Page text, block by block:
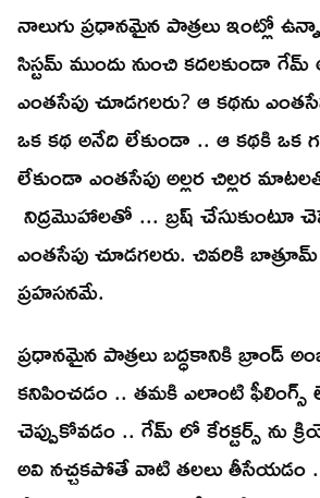
నాలుగు ప్రధానమైన పాత్రలు ఇంట్లో
సిస్టమ్ ముందు నుంచి కదలకుండా గేమ్
ఎంతసేపు చూడగలరు? ఆ కథను
ఒక కథ అనేది లేకుండా .. ఆ కథకి ఒక
లేకుండా ఎంతసేపు అల్లర చిల్లర
నిద్రమొహాలతో ... బ్రష్ చేసుకుంటూ
ఎంతసేపు చూడగలరు. చివరికి
ప్రహసనమే.
ప్రధానమైన పాత్రలు బద్ధకానికి బ్రాండ్
కనిపించడం .. తమకి ఎలాంటి
చెప్పుకోవడం .. గేమ్ లో కేరక్టర్స్ ను
అవి నచ్చకపోతే వాటి తలలు తీసేయడం